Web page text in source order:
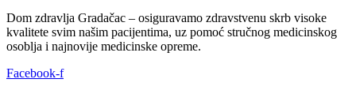
Dom zdravlja Gradačac – osiguravamo zdravstvenu skrb visoke
kvalitete svim našim pacijentima, uz pomoć stručnog medicinskog
osoblja i najnovije medicinske opreme.
Facebook-f